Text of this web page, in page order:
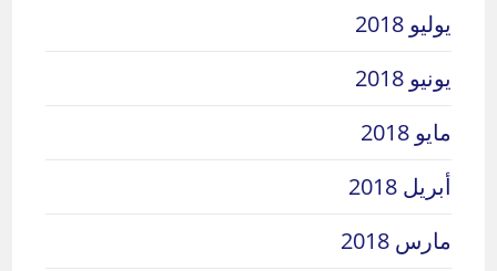
يوليو 2018
يونيو 2018
مايو 2018
أبريل 2018
مارس 2018